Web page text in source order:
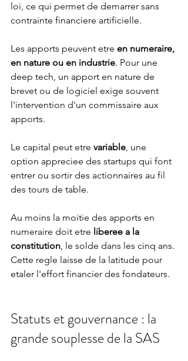
loi, ce qui permet de demarrer sans
contrainte financiere artificielle.
Les apports peuvent etre en numeraire,
en nature ou en industrie. Pour une
deep tech, un apport en nature de
brevet ou de logiciel exige souvent
l'intervention d'un commissaire aux
apports.
Le capital peut etre variable, une
option appreciee des startups qui font
entrer ou sortir des actionnaires au fil
des tours de table.
Au moins la moitie des apports en
numeraire doit etre liberee a la
constitution, le solde dans les cinq ans.
Cette regle laisse de la latitude pour
etaler l'effort financier des fondateurs.
Statuts et gouvernance : la
grande souplesse de la SAS